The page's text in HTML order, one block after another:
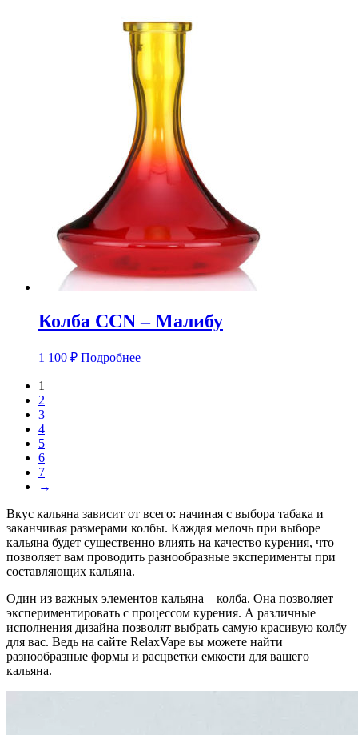
Колба CCN – Малибу
1 100 ₽ Подробнее
1
2
3
4
5
6
7
→
Вкус кальяна зависит от всего: начиная с выбора табака и
заканчивая размерами колбы. Каждая мелочь при выборе
кальяна будет существенно влиять на качество курения, что
позволяет вам проводить разнообразные эксперименты при
составляющих кальяна.
Один из важных элементов кальяна – колба. Она позволяет
экспериментировать с процессом курения. А различные
исполнения дизайна позволят выбрать самую красивую колбу
для вас. Ведь на сайте RelaxVape вы можете найти
разнообразные формы и расцветки емкости для вашего
кальяна.